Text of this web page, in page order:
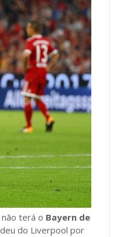
terá o Bayern de
do Liverpool por